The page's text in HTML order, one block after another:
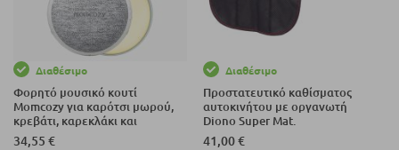
Διαθέσιμο
Φορητό μουσικό κουτί
Momcozy για καρότσι μωρού,
κρεβάτι, καρεκλάκι και
εργονομικό μάρσιπο, με φως
34,55 €
Διαθέσιμο
Προστατευτικό καθίσματος
αυτοκινήτου με οργανωτή
Diono Super Mat.
41,00 €